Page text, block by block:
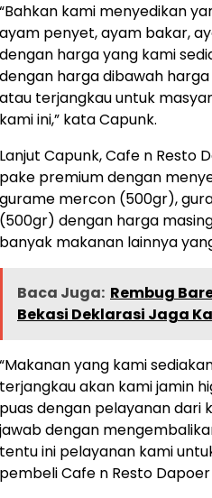
“Bahkan kami menyedikan
ayam penyet, ayam bakar,
dengan harga yang kami
dengan harga dibawah
atau terjangkau untuk
kami ini,” kata Capunk.
Lanjut Capunk, Cafe n Resto
pake premium dengan
gurame mercon (500gr),
(500gr) dengan harga
banyak makanan lainnya
Baca Juga: Rembug
Bekasi Deklarasi Jaga
“Makanan yang kami
terjangkau akan kami jamin
puas dengan pelayanan dari
jawab dengan
tentu ini pelayanan kami
pembeli Cafe n Resto